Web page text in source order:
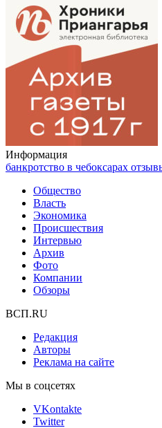
Информация
банкротство в чебоксарах
Общество
Власть
Экономика
Происшествия
Интервью
Архив
Фото
Компании
Обзоры
ВСП.RU
Редакция
Авторы
Реклама на сайте
Мы в соцсетях
VKontakte
Twitter